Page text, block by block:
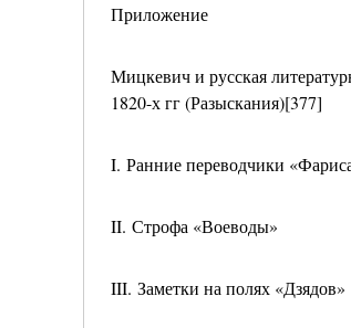
Приложение
Мицкевич и русская
1820-х гг (Разыскания)[377]
I. Ранние переводчики
II. Строфа «Воеводы»
III. Заметки на полях «Дзядов»